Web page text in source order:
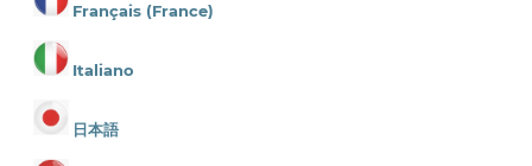
Français (France)
Italiano
日本語